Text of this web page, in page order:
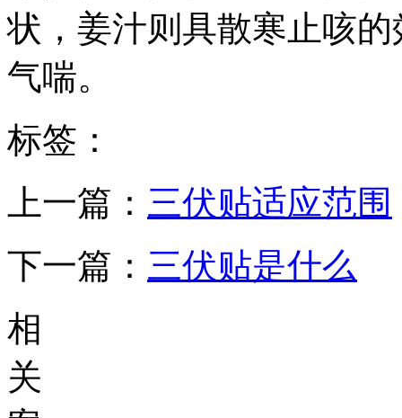
状，姜汁则具散寒止咳
气喘。
标签：
上一篇： 三伏贴适应范围
下一篇： 三伏贴是什么
相
关